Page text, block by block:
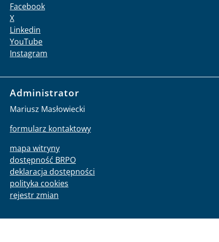
Facebook
X
Linkedin
YouTube
Instagram
Administrator
Mariusz Masłowiecki
formularz kontaktowy
mapa witryny
dostępność BRPO
deklaracja dostępności
polityka cookies
rejestr zmian